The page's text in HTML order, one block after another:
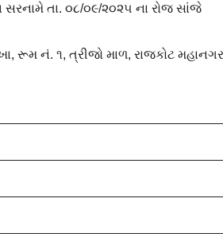
તા. ૦૮/૦૯/૨૦૨૫ ના રોજ સાંજે
રૂમ નં. ૧, ત્રીજો માળ, રાજકોટ મહાનગર